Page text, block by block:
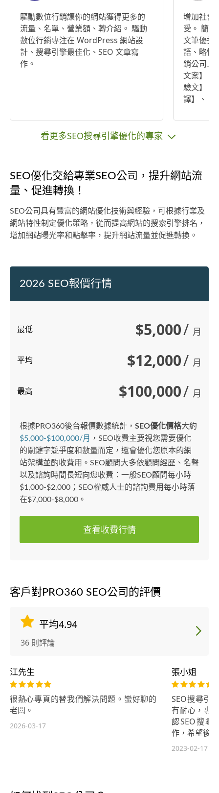
驅動數位行銷讓你的網站獲得更多的
流量、名單、營業額、轉介紹。 驅動
數位行銷專注在 WordPress 網站設
計、搜尋引擎最佳化、SEO 文章寫
作。
增加社會
受。 簡介：中文系升大四生，僑生，
文筆優秀
語、略懂韓語。 文章
銷公司上
文案】、
驗文】、
譯】、【
費為
看更多SEO搜尋引擎優化的專家
SEO優化交給專業SEO公司，提升網站流
量、促進轉換！
SEO公司具有豐富的網站優化技術與經驗，可根據行業及
網站特性制定優化策略，從而提高網站的搜索引擎排名，
增加網站曝光率和點擊率，提升網站流量並促進轉換。
2026 SEO報價行情
最低 $5,000/ 月
平均 $12,000/ 月
最高 $100,000/ 月
根據PRO360後台報價數據統計， SEO優化價格大約
$5,000-$100,000/月
，SEO收費主要視您需要優化
的關鍵字競爭度和數量而定，還會優化您原本的網
站架構並酌收費用。SEO顧問大多依顧問經歷、名聲
以及諮詢時間長短向您收費：一般SEO顧問每小時
$1,000-$2,000；SEO權威人士的諮詢費用每小時落
在$7,000-$8,000。
查看收費行情
客戶對PRO360 SEO公司的評價
平均4.94
36 則評論
江先生
很熱心專頁的替我們解決問題。蠻好聊的
老闆。
2026-03-17
張小姐
SEO搜尋引
有耐心，專
認SEO搜尋
作，希望後
2023-02-17